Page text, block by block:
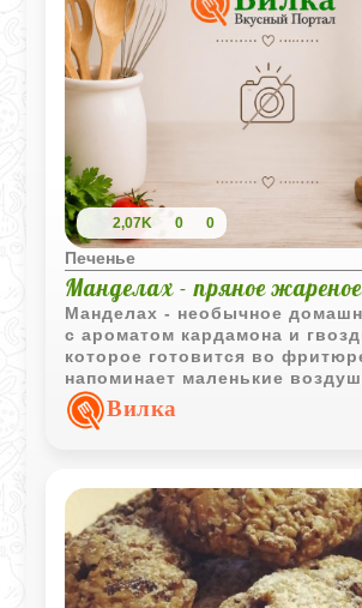
2,07K 0 0
Печенье
Манделах - пряное жареное
Манделах - необычное
с ароматом кардамона и
которое готовится во
напоминает маленькие
пончики. Снаружи появляется
золотистая корочка, а внутри
Вилка